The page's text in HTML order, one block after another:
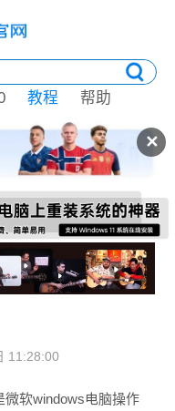
✕
教程 帮助
11:28:00
软windows电脑操作